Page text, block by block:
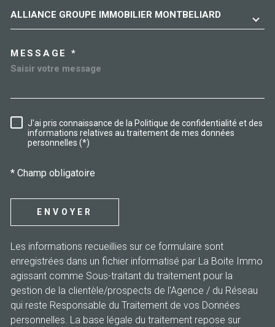
ALLIANCE GROUPE IMMOBILIER MONTBELIARD
MESSAGE *
RÈGLEMENTATION
J'ai pris connaissance de la Politique de confidentialité et des
informations relatives au traitement de mes données
personnelles (*)
* Champ obligatoire
ENVOYER
Les informations recueillies sur ce formulaire sont
enregistrées dans un fichier informatisé par La Boite Immo
agissant comme Sous-traitant du traitement pour la
gestion de la clientèle/prospects de l'Agence / du Réseau
qui reste Responsable du Traitement de vos Données
personnelles. La base légale du traitement repose sur